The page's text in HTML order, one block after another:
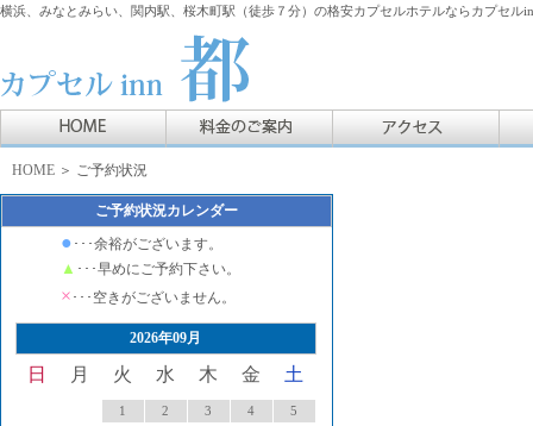
横浜、みなとみらい、関内駅、桜木町駅（徒歩７分）の格安カプセルホテルならカプセル
HOME ＞ ご予約状況
ご予約状況カレンダー
● ･･･余裕がございます。
▲ ･･･早めにご予約下さい。
× ･･･空きがございません。
2026年09月
日 月 火 水 木 金 土
1 2 3 4 5